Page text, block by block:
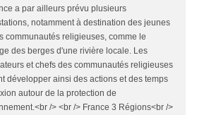
a par ailleurs prévu plusieurs
notamment à destination des jeunes
communautés religieuses, comme le
des berges d'une rivière locale. Les
et chefs des communautés religieuses
développer ainsi des actions et des temps
autour de la protection de
/> <br /> France 3 Régions<br />